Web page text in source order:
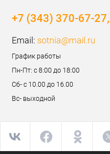
+7 (343) 370-67-
Email: sotnia@mail.ru
График работы
Пн-Пт: с 8:00 до 18:00
Сб- с 10.00 до 16.00
Вс- выходной